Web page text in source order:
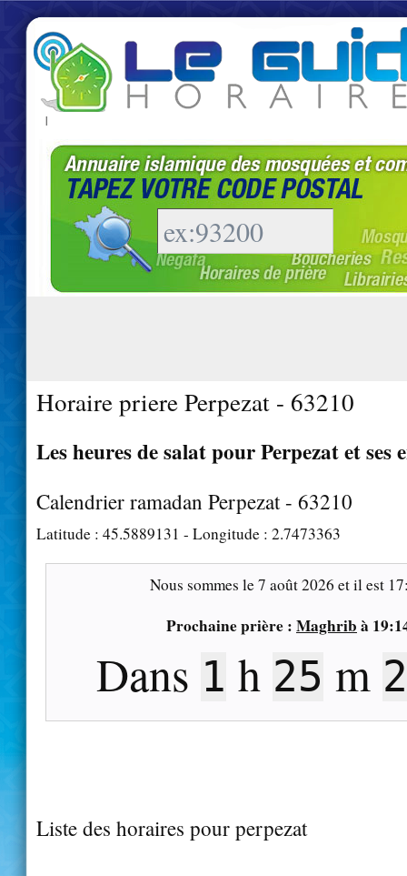
|
Horaire priere Perpezat - 63210
Les heures de salat pour Perpezat et ses
Calendrier ramadan Perpezat - 63210
Latitude : 45.5889131 - Longitude : 2.7473363
Nous sommes le7 août 2026 et il est
Prochaine prière : Maghrib à
Dans 1 h 25 m
Liste des horaires pour perpezat